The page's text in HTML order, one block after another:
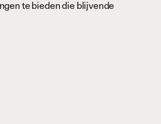
te bieden die blijvende